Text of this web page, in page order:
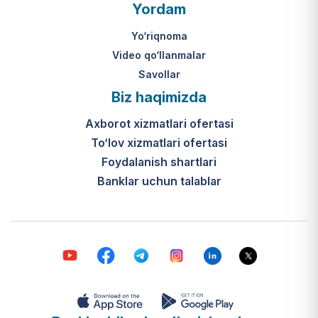
O‘zbekiston Respublikasi Vazirlar
316-son qarori hamda Prezidentning
PQ-410-son qarori.
Ijtimoiy qo‘llab-quvvatlash
markazlari (IQQM) o‘zi nima?
Bular ilgarigi “Saxovat” keksalar va
nogironligi bo‘lgan shaxslar uchun
internat uylari hamda Urush va
mehnat faxriylari pansionatining
Yordam
Yo‘riqnoma
Video qo‘llanmalar
Savollar
Biz haqimizda
Axborot xizmatlari ofertasi
To‘lov xizmatlari ofertasi
Foydalanish shartlari
Banklar uchun talablar